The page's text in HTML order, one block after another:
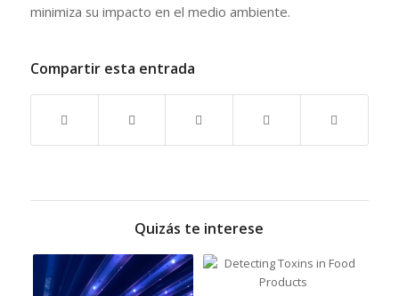
minimiza su impacto en el medio ambiente.
Compartir esta entrada
Quizás te interese